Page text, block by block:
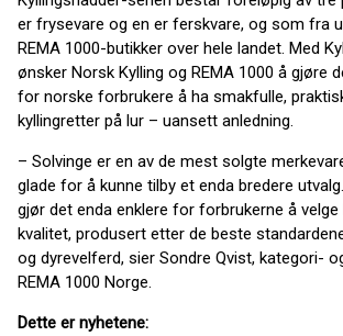
er frysevare og en er ferskvare, og som fra
REMA 1000-butikker over hele landet. Med
ønsker Norsk Kylling og REMA 1000 å gjøre
for norske forbrukere å ha smakfulle,
kyllingretter på lur – uansett anledning.
– Solvinge er en av de mest solgte
glade for å kunne tilby et enda bredere
gjør det enda enklere for forbrukerne å velge
kvalitet, produsert etter de beste
og dyrevelferd, sier Sondre Qvist, kategori-
REMA 1000 Norge.
Dette er nyhetene: